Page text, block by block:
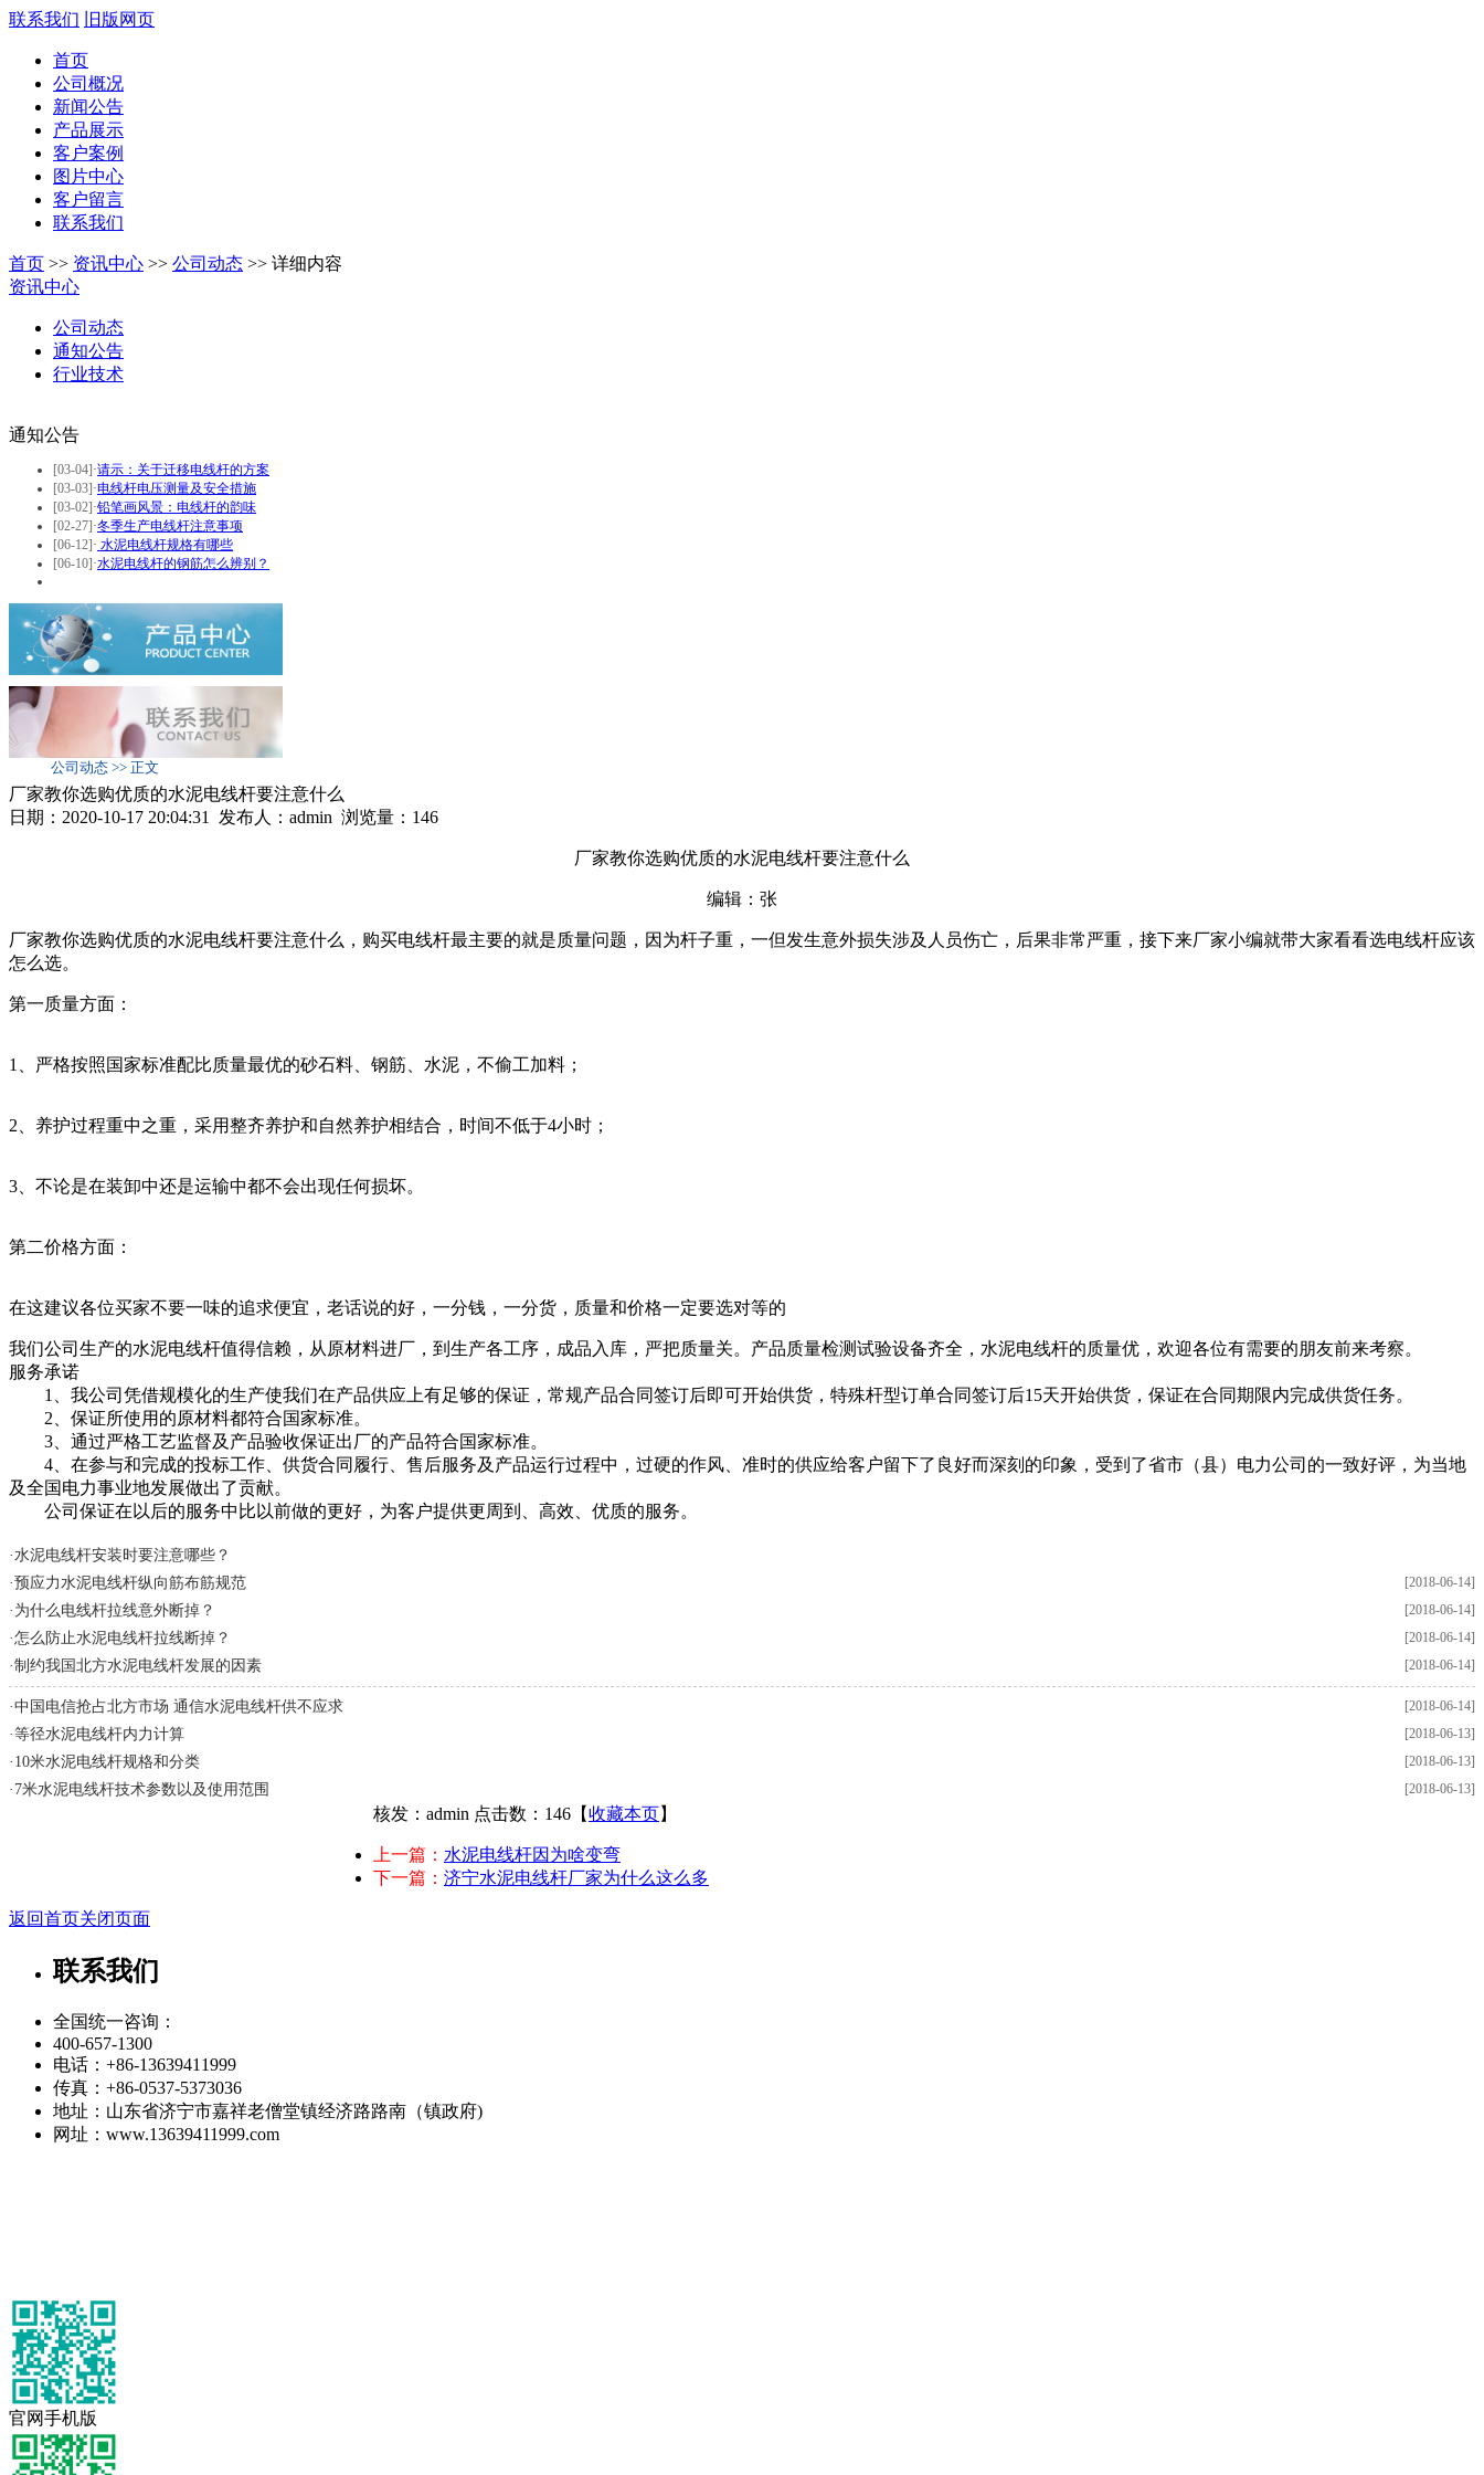
联系我们 旧版网页
首页
公司概况
新闻公告
产品展示
客户案例
图片中心
客户留言
联系我们
首页 >> 资讯中心 >> 公司动态 >> 详细内容
资讯中心
公司动态
通知公告
行业技术
通知公告
[03-04] ·请示：关于迁移电线杆的方案
[03-03] ·电线杆电压测量及安全措施
[03-02] ·铅笔画风景：电线杆的韵味
[02-27] ·冬季生产电线杆注意事项
[06-12] · 水泥电线杆规格有哪些
[06-10] ·水泥电线杆的钢筋怎么辨别？
公司动态 >> 正文
厂家教你选购优质的水泥电线杆要注意什么
日期：2020-10-17 20:04:31 发布人：admin 浏览量： 146
厂家教你选购优质的水泥电线杆要注意什么
编辑：张
厂家教你选购优质的水泥电线杆要注意什么，购买电线杆最主要的就是质量问题，因为杆子重，一但发生意外损失涉及人员伤亡，后果非常严重，接下来厂家小编就带大家看看选电线杆应该
怎么选。
第一质量方面：
1、严格按照国家标准配比质量最优的砂石料、钢筋、水泥，不偷工加料；
2、养护过程重中之重，采用整齐养护和自然养护相结合，时间不低于4小时；
3、不论是在装卸中还是运输中都不会出现任何损坏。
第二价格方面：
在这建议各位买家不要一味的追求便宜，老话说的好，一分钱，一分货，质量和价格一定要选对等的
我们公司生产的水泥电线杆值得信赖，从原材料进厂，到生产各工序，成品入库，严把质量关。产品质量检测试验设备齐全，水泥电线杆的质量优，欢迎各位有需要的朋友前来考察。
服务承诺
1、我公司凭借规模化的生产使我们在产品供应上有足够的保证，常规产品合同签订后即可开始供货，特殊杆型订单合同签订后15天开始供货，保证在合同期限内完成供货任务。
2、保证所使用的原材料都符合国家标准。
3、通过严格工艺监督及产品验收保证出厂的产品符合国家标准。
4、在参与和完成的投标工作、供货合同履行、售后服务及产品运行过程中，过硬的作风、准时的供应给客户留下了良好而深刻的印象，受到了省市（县）电力公司的一致好评，为当地
及全国电力事业地发展做出了贡献。
公司保证在以后的服务中比以前做的更好，为客户提供更周到、高效、优质的服务。
·水泥电线杆安装时要注意哪些？
[2018-06-14]
·预应力水泥电线杆纵向筋布筋规范
[2018-06-14]
· 为什么电线杆拉线意外断掉？
[2018-06-14]
·怎么防止水泥电线杆拉线断掉？
[2018-06-14]
·制约我国北方水泥电线杆发展的因素
[2018-06-14]
·中国电信抢占北方市场 通信水泥电线杆供不应求
[2018-06-13]
·等径水泥电线杆内力计算
[2018-06-13]
· 10米水泥电线杆规格和分类
[2018-06-13]
· 7米水泥电线杆技术参数以及使用范围
核发：admin 点击数：146 【收藏本页】
上一篇： 水泥电线杆因为啥变弯
下一篇： 济宁水泥电线杆厂家为什么这么多
返回首页关闭页面
联系我们
全国统一咨询：
400-657-1300
电话：+86-13639411999
传真：+86-0537-5373036
地址：山东省济宁市嘉祥老僧堂镇经济路路南（镇政府)
网址：www.13639411999.com
官网手机版